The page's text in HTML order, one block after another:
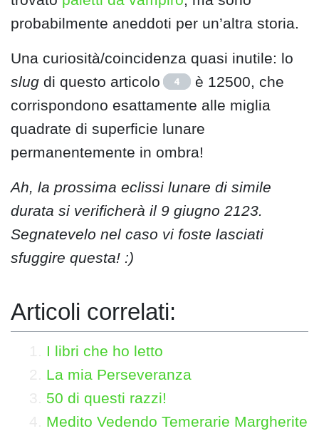
probabilmente aneddoti per un’altra storia.
Una curiosità/coincidenza quasi inutile: lo
slug di questo articolo 4
è 12500, che
corrispondono esattamente alle miglia
quadrate di superficie lunare
permanentemente in ombra!
Ah, la prossima eclissi lunare di simile
durata si verificherà il 9 giugno 2123.
Segnatevelo nel caso vi foste lasciati
sfuggire questa! :)
Articoli correlati:
I libri che ho letto
La mia Perseveranza
50 di questi razzi!
Medito Vedendo Temerarie Margherite